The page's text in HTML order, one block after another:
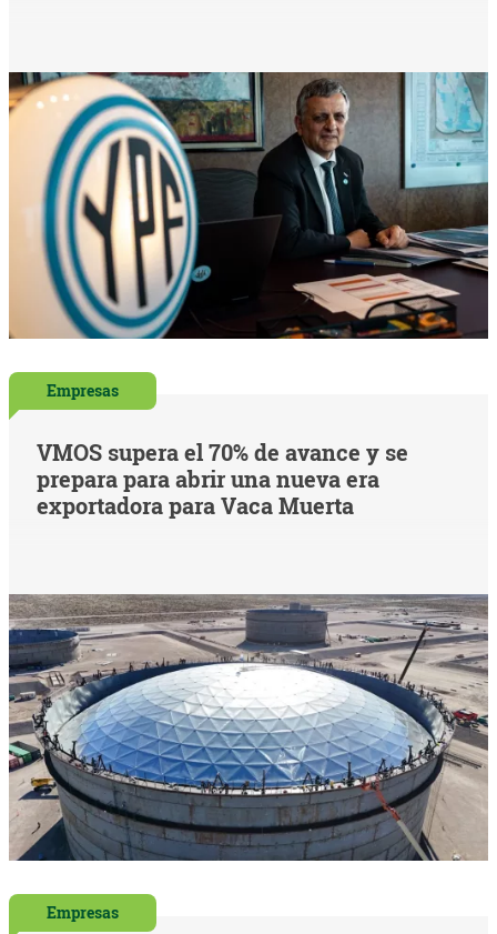
Empresas
VMOS supera el 70% de avance y se
prepara para abrir una nueva era
exportadora para Vaca Muerta
Empresas